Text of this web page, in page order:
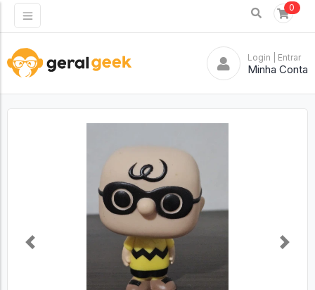
0
Login | Entrar
Minha Conta
Previous Next